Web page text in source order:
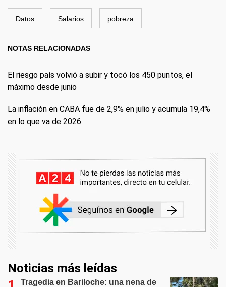
Datos Salarios pobreza
NOTAS RELACIONADAS
El riesgo país volvió a subir y tocó los 450 puntos, el
máximo desde junio
La inflación en CABA fue de 2,9% en julio y acumula 19,4%
en lo que va de 2026
Noticias más leídas
Tragedia en Bariloche: una nena de